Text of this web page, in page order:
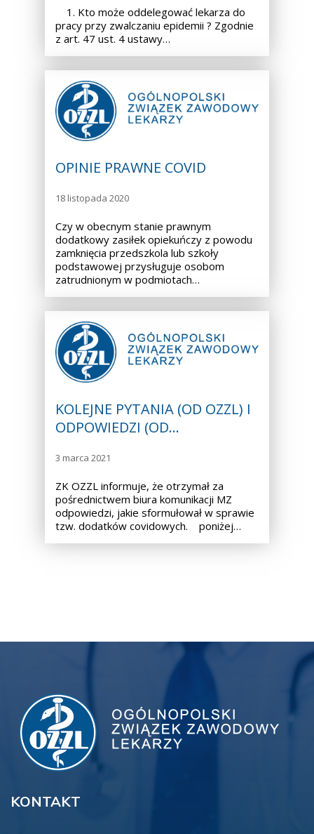
1. Kto może oddelegować lekarza do
pracy przy zwalczaniu epidemii ? Zgodnie
z art. 47 ust. 4 ustawy…
OPINIE PRAWNE COVID
18 listopada 2020
Czy w obecnym stanie prawnym
dodatkowy zasiłek opiekuńczy z powodu
zamknięcia przedszkola lub szkoły
podstawowej przysługuje osobom
zatrudnionym w podmiotach…
KOLEJNE PYTANIA (OD OZZL) I
ODPOWIEDZI (OD…
3 marca 2021
ZK OZZL informuje, że otrzymał za
pośrednictwem biura komunikacji MZ
odpowiedzi, jakie sformułował w sprawie
tzw. dodatków covidowych. poniżej…
KONTAKT